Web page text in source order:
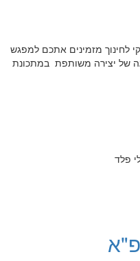
לחינוך מזמינים אתכם למפגש
של יצירה משותפת במתכונת
פלד